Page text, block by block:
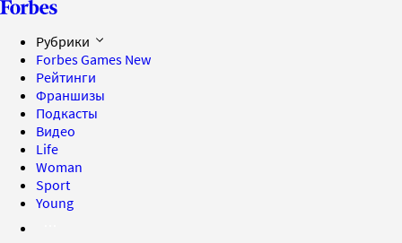
Рубрики
Forbes Games New
Рейтинги
Франшизы
Подкасты
Видео
Life
Woman
Sport
Young